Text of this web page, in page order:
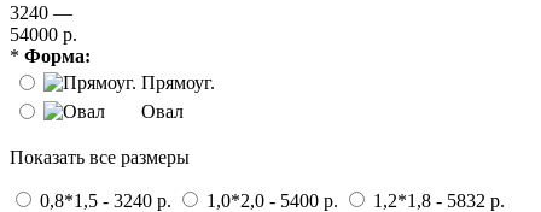
3240 —
54000 р.
* Форма:
Прямоуг.
Овал
Показать все размеры
0,8*1,5 - 3240 р. 1,0*2,0 - 5400 р.
1,2*1,8 - 5832 р.